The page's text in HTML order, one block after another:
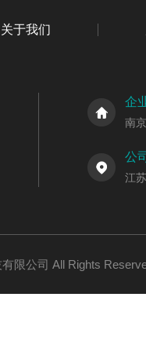
关于我们
企
南
公
江
有限公司 All Rights